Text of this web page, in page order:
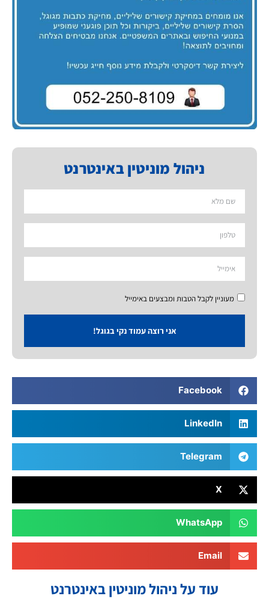
ניהול מוניטין באינטרנט
מעוניין לקבל הטבות ומבצעים באימייל
אני רוצה עמוד נקי בגוגל!
Facebook
LinkedIn
Telegram
X
WhatsApp
Email
עוד על ניהול מוניטין באינטרנט